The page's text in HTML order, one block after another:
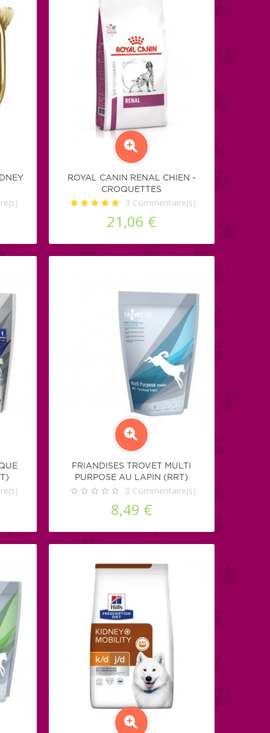
ROYAL CANIN RENAL CHIEN -
CROQUETTES
3 Commentaire(s)
21,06 €
FRIANDISES TROVET MULTI
PURPOSE AU LAPIN (RRT)
0 Commentaire(s)
8,49 €